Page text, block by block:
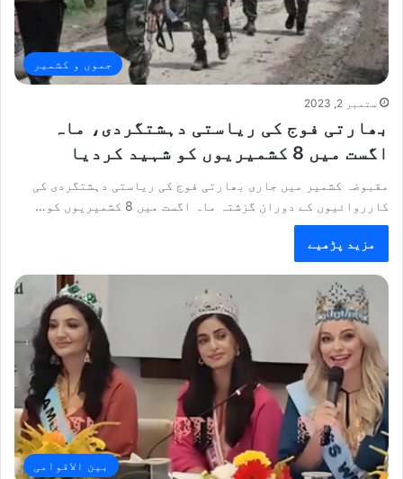
جموں و کشمیر
ستمبر 2, 2023
بھارتی فوج کی ریاستی دہشتگردی، ماہ
اگست میں 8 کشمیریوں کو شہید کردیا
مقبوضہ کشمیر میں جاری بھارتی فوج کی ریاستی دہشتگردی کی
کارروائیوں کے دوران گزشتہ ماہ اگست میں 8 کشمیریوں کو…
مزید پڑھیے
بین الاقوامی